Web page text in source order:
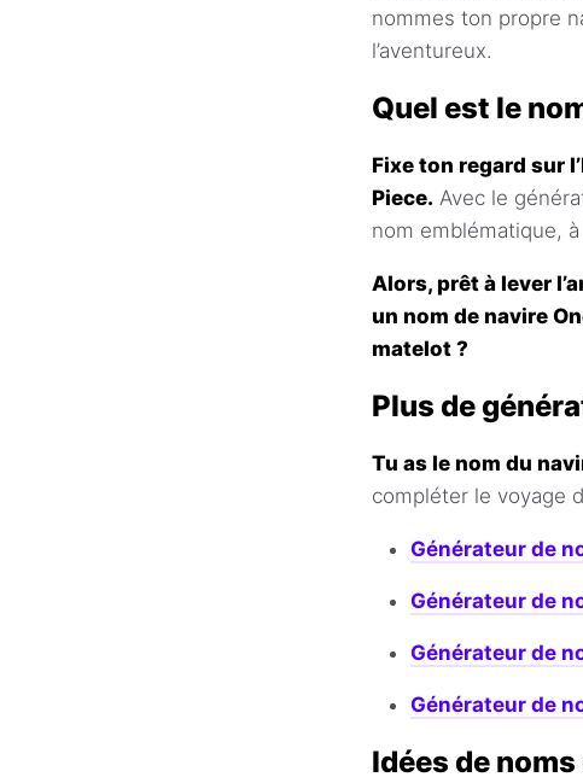
nommes ton propre
l’aventureux.
Quel est le
Fixe ton regard sur
Piece. Avec le
nom emblématique,
Alors, prêt à lever
un nom de navire
matelot ?
Plus de
Tu as le nom du
compléter le voyage
Générateur de
Générateur de
Générateur de
Générateur de
Idées de